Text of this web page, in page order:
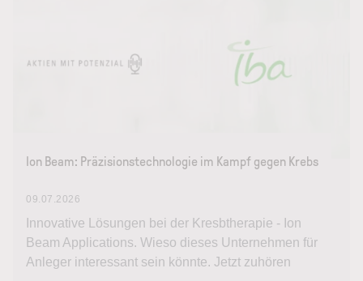
Ion Beam: Präzisionstechnologie im Kampf gegen Krebs
09.07.2026
Innovative Lösungen bei der Kresbtherapie - Ion
Beam Applications. Wieso dieses Unternehmen für
Anleger interessant sein könnte. Jetzt zuhören